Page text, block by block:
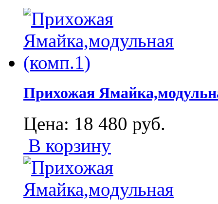
Прихожая
Цена: 18 480 руб.
В корзину